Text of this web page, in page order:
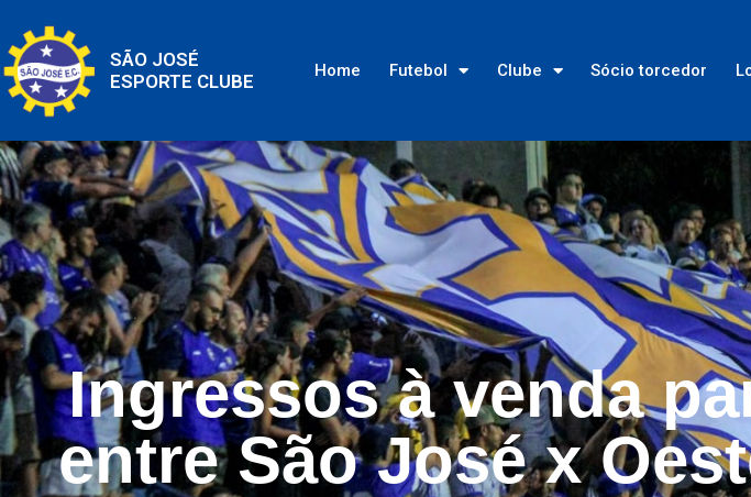
SÃO JOSÉ
ESPORTE CLUBE
Home Futebol Clube Sócio torcedor
Ingressos à venda
entre São José x